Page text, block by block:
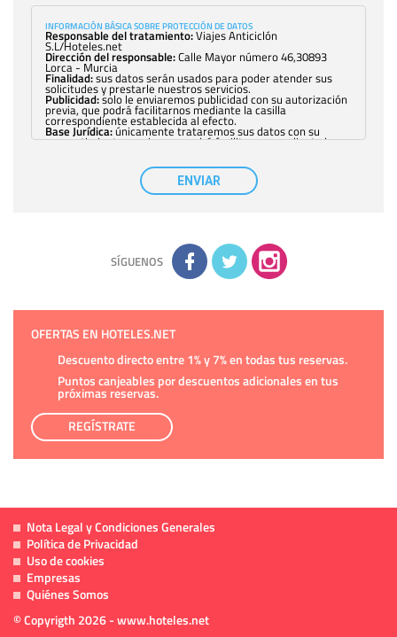
INFORMACIÓN BÁSICA SOBRE PROTECCIÓN DE DATOS
Responsable del tratamiento:Viajes Anticiclón
S.L/Hoteles.net
Dirección del responsable:Calle Mayor número 46,30893
Lorca - Murcia
Finalidad:sus datos serán usados para poder atender sus
solicitudes y prestarle nuestros servicios.
Publicidad:solo le enviaremos publicidad con su autorización
previa, que podrá facilitarnos mediante la casilla
correspondiente establecida al efecto.
Base Jurídica:únicamente trataremos sus datos con su
consentimiento previo, que podrá facilitarnos mediante la
con carácter general, sólo el personal de
nuestra entidad que esté debidamente autorizado podrá
tener conocimiento de la información que le pedimos. No se
comunicarán datos a terceros.
adicional y detallada sobre cómo tratamos sus datos en la
política de privacidad
ENVIAR
SÍGUENOS
OFERTAS EN HOTELES.NET
Descuento directo entre 1% y 7% en todas tus reservas.
Puntos canjeables por descuentos adicionales en tus
próximas reservas.
REGÍSTRATE
Nota Legal y Condiciones Generales
Política de Privacidad
Uso de cookies
Empresas
Quiénes Somos
© Copyrigth 2026 - www.hoteles.net